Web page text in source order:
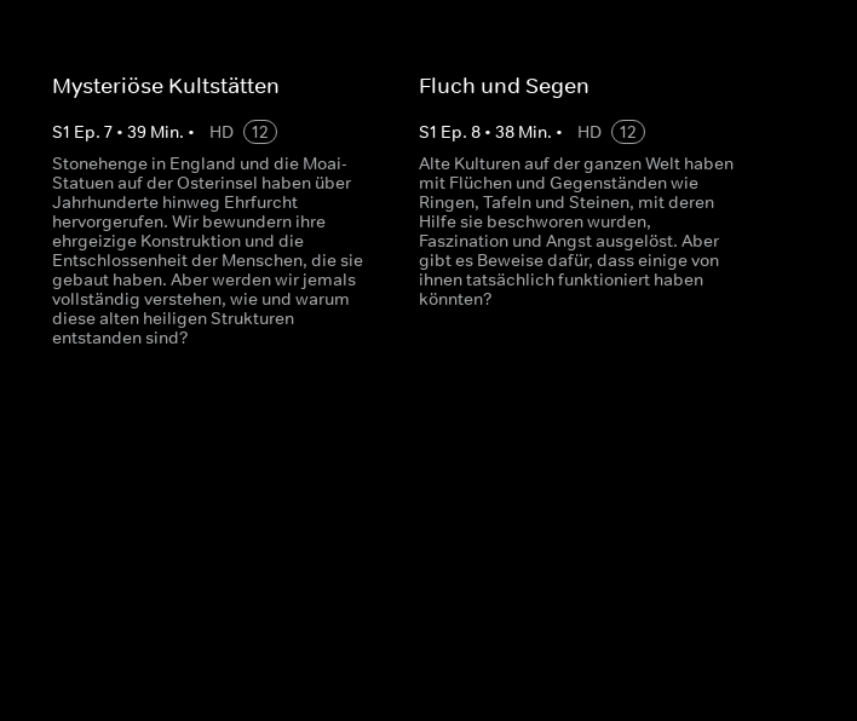
Mysteriöse Kultstätten
S1 Ep. 7• 39Min. • HD
12
Stonehenge in England und die Moai-
Statuen auf der Osterinsel haben über
Jahrhunderte hinweg Ehrfurcht
hervorgerufen. Wir bewundern ihre
ehrgeizige Konstruktion und die
Entschlossenheit der Menschen, die sie
gebaut haben. Aber werden wir jemals
vollständig verstehen, wie und warum
diese alten heiligen Strukturen
entstanden sind?
Fluch und Segen
S1 Ep. 8• 38Min. • HD
12
Alte Kulturen auf der ganzen Welt haben
mit Flüchen und Gegenständen wie
Ringen, Tafeln und Steinen, mit deren
Hilfe sie beschworen wurden,
Faszination und Angst ausgelöst. Aber
gibt es Beweise dafür, dass einige von
ihnen tatsächlich funktioniert haben
könnten?